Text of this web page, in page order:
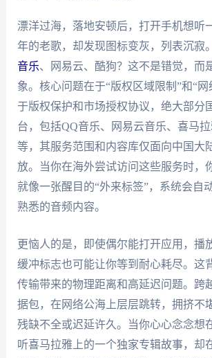
漂洋过海，落地安顿后，打开手机想听
年的老歌，却发现图标变灰，列表沉寂。
音乐、网易云、酷狗？这不是错觉，而
象。核心问题在于“版权区域限制”和“
于版权保护和市场授权协议，绝大部分
台，包括QQ音乐、网易云音乐、喜马
等，其服务范围和内容库仅面向中国大
放。当你在海外尝试访问这些服务时，
就像一张醒目的“外来标签”，系统会自
熟悉的音频内容。
更恼人的是，即使偶尔能打开应用，播
缓冲标志也可能让你等到耐心耗尽。这
传输带来的物理距离和高延迟问题。跨
据包，在网络公海上层层跳转，拥挤不
残缺不全或迟延许久。当你心心念念想
听喜马拉雅上的一个独家专辑故事，却